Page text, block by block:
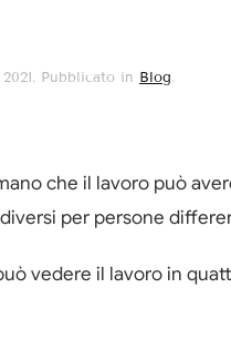
. Pubblicato in Blog.
che il lavoro può
per persone
vedere il lavoro in